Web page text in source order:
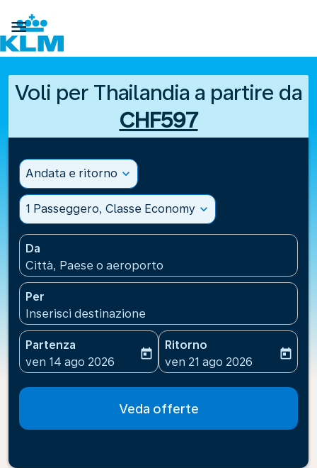

Voli per Thailandia a partire da
CHF597
Andata e ritorno expand_more
1 Passeggero, Classe Economy expand_more
Da
Città, Paese o aeroporto
Per
Inserisci destinazione
Partenza
fc-booking-departure-date-aria-label
ven 14 ago 2026
today
Ritorno
fc-booking-return-date-
ven 21 ago 2026
today
Veda offerte